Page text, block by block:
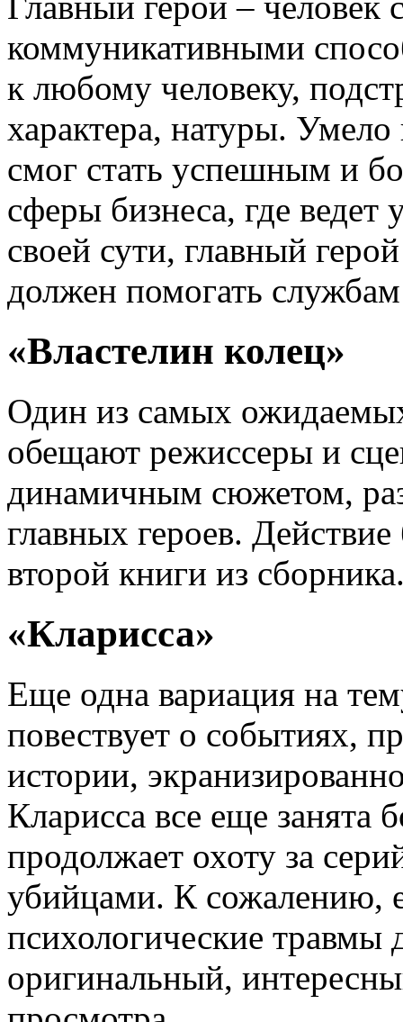
коммуникативными
к любому человеку,
характера, натуры.
смог стать успешным и
сферы бизнеса, где
своей сути, главный
должен помогать
«Властелин колец»
Один из самых
обещают режиссеры и
динамичным сюжетом,
главных героев.
второй книги из
«Кларисса»
Еще одна вариация на
повествует о событиях,
истории,
Кларисса все еще занята
продолжает охоту за
убийцами. К сожалению,
психологические травмы
оригинальный,